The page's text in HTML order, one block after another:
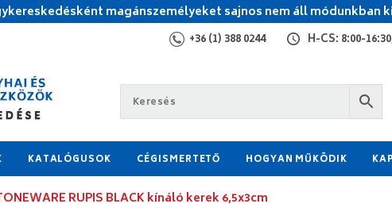
magánszemélyeket sajnos nem áll módunkban
+36 (1) 388 0244 H-CS: 8:00-
KATALÓGUSOK CÉGISMERTETŐ HOGYAN MŰKÖDIK
RUPIS BLACK kínáló kerek 6,5x3cm